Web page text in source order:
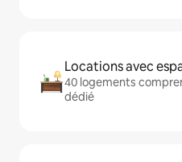
Locations avec
40 logements
dédié